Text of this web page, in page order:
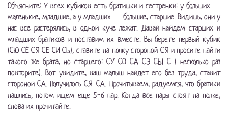
Объясните: У всех кубиков есть братишки и сестренки: у больших —
маленькие, младшие, а у младших — большие, старшие. Видишь, они у
нас все растерялись, в одной куче лежат. Давай найдем старших и
младших братиков и поставим их вместе. Вы берете первый кубик
(СЮ СЁ СЯ СЕ СИ СЬ), ставите на полку стороной СЯ и просите найти
такого же брата, но старшего: СУ СО СА СЭ СЫ С ( несколько раз
повторите). Вот увидите, ваш малыш найдет его без труда, ставит
стороной СА. Получилось СЯ-СА. Прочитываем, радуемся, что братики
нашлись, потом ищем еще 5-6 пар. Когда все пары стоят на полке,
снова их прочитайте.